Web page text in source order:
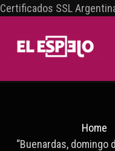
Certificados SSL
Home
“Buenardas, domingo